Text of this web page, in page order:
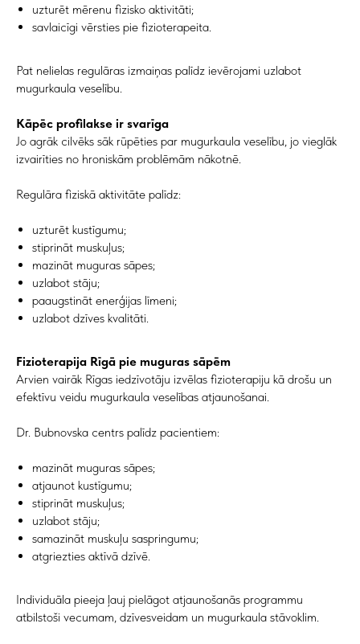
uzturēt mērenu fizisko aktivitāti;
savlaicīgi vērsties pie fizioterapeita.
Pat nelielas regulāras izmaiņas palīdz ievērojami uzlabot
mugurkaula veselību.
Kāpēc profilakse ir svarīga
Jo agrāk cilvēks sāk rūpēties par mugurkaula veselību, jo vieglāk
izvairīties no hroniskām problēmām nākotnē.
Regulāra fiziskā aktivitāte palīdz:
uzturēt kustīgumu;
stiprināt muskuļus;
mazināt muguras sāpes;
uzlabot stāju;
paaugstināt enerģijas līmeni;
uzlabot dzīves kvalitāti.
Fizioterapija Rīgā pie muguras sāpēm
Arvien vairāk Rīgas iedzīvotāju izvēlas fizioterapiju kā drošu un
efektīvu veidu mugurkaula veselības atjaunošanai.
Dr. Bubnovska centrs palīdz pacientiem:
mazināt muguras sāpes;
atjaunot kustīgumu;
stiprināt muskuļus;
uzlabot stāju;
samazināt muskuļu saspringumu;
atgriezties aktīvā dzīvē.
Individuāla pieeja ļauj pielāgot atjaunošanās programmu
atbilstoši vecumam, dzīvesveidam un mugurkaula stāvoklim.
Kontakti
Adrese
Pierakstīties
uz konsultāciju
Jūsu vārds*
E-pasts*
Jūsu tālruņa numurs*
Ziņojums (nav obligāts)
NOSŪTĪT